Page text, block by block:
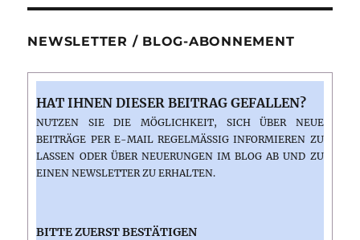
NEWSLETTER / BLOG-ABONNEMENT
HAT IHNEN DIESER BEITRAG GEFALLEN?
NUTZEN SIE DIE MÖGLICHKEIT, SICH ÜBER NEUE
BEITRÄGE PER E-MAIL REGELMÄSSIG INFORMIEREN ZU L
ASSEN ODER ÜBER NEUERUNGEN IM BLOG AB UND ZU E
INEN NEWSLETTER ZU ERHALTEN.
BITTE ZUERST BESTÄTIGEN